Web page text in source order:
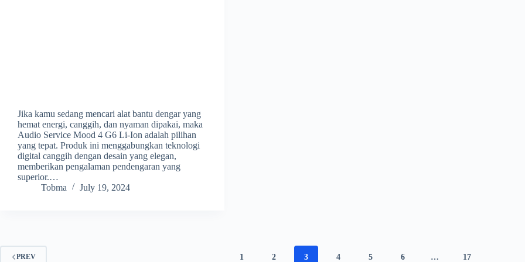
Jika kamu sedang mencari alat bantu dengar yang
hemat energi, canggih, dan nyaman dipakai, maka
Audio Service Mood 4 G6 Li-Ion adalah pilihan
yang tepat. Produk ini menggabungkan teknologi
digital canggih dengan desain yang elegan,
memberikan pengalaman pendengaran yang
superior.…
Tobma
July 19, 2024
PREV 1 2 3 4 5 6 … 17